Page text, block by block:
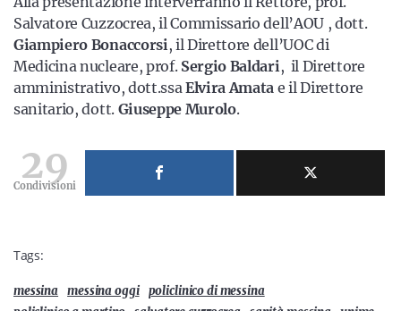
Salvatore Cuzzocrea, il Commissario dell’AOU , dott.
Giampiero Bonaccorsi, il Direttore dell’UOC di
Medicina nucleare, prof. Sergio Baldari, il Direttore
amministrativo, dott.ssaElvira Amata e il Direttore
sanitario, dott. Giuseppe Murolo.
29
Condivisioni
Tags:
messina messina oggi
policlinico di messina